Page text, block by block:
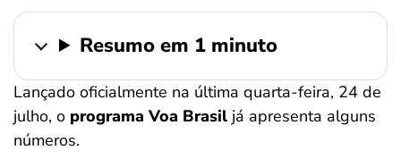
Resumo em 1 minuto
Lançado oficialmente na última quarta-feira, 24 de
julho, o programa Voa Brasil já apresenta alguns
números.